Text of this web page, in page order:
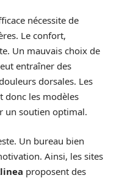
nécessite de
Le confort,
Un mauvais choix de
entraîner des
dorsales. Les
donc les modèles
un soutien optimal.
Un bureau bien
Ainsi, les sites
proposent des